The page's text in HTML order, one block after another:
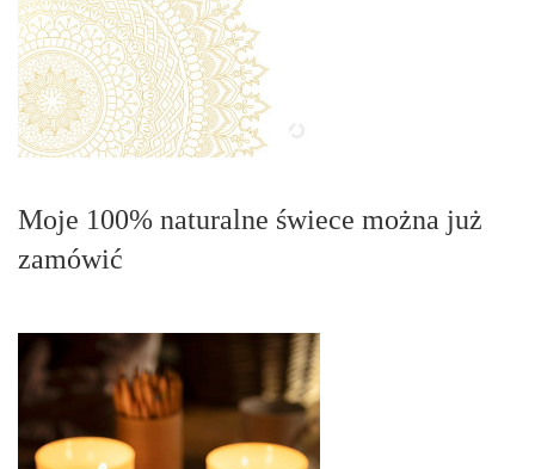
Moje 100% naturalne świece można już
zamówić